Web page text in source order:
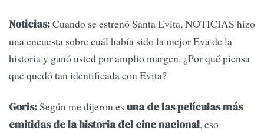
Noticias:Cuando se estrenó Santa Evita, NOTICIAS hizo
una encuesta sobre cuál había sido la mejor Eva de la
historia y ganó usted por amplio margen. ¿Por qué piensa
que quedó tan identificada con Evita?
Goris:Según me dijeron es una de las películas más
emitidas de la historia del cine nacional, eso